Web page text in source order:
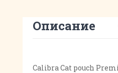
Описание
Calibra Cat pouch